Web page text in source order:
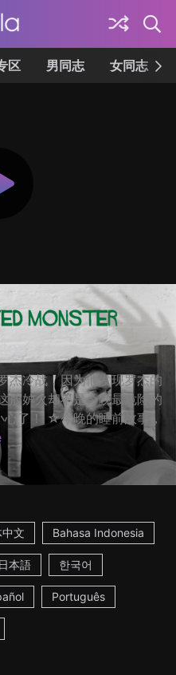
区 男同志 女同志
杰冷战，因为他发现罗杰的
股妒火却不是今晚最危险的
了！ ☆今晚的睡前故事，
文 Bahasa Indonesia
日本語 한국어
Português